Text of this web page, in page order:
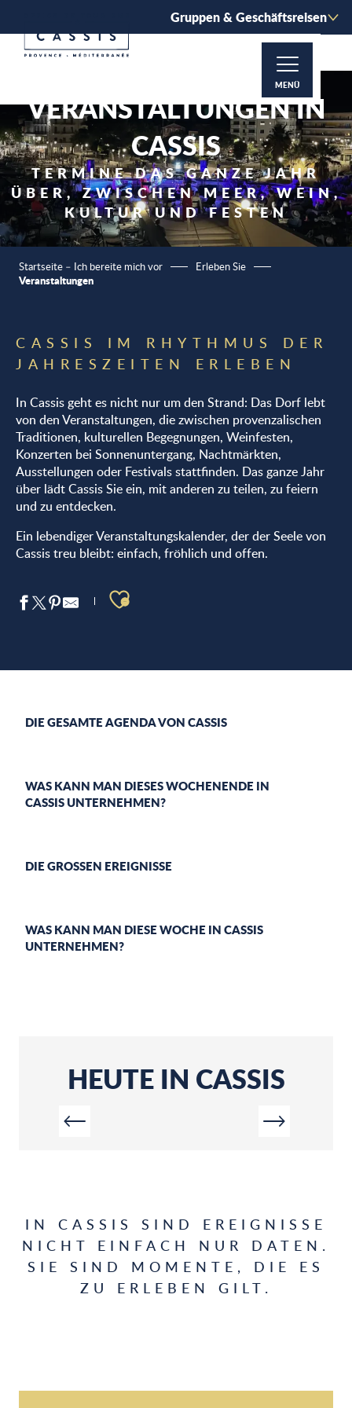
contenu
Gruppen & Geschäftsreisen
MENÜ
VERANSTALTUNGEN IN
CASSIS
TERMINE DAS GANZE JAHR
ÜBER, ZWISCHEN MEER, WEIN,
KULTUR UND FESTEN
Startseite – Ich bereite mich vor Erleben Sie
Veranstaltungen
CASSIS IM RHYTHMUS DER
JAHRESZEITEN ERLEBEN
In Cassis geht es nicht nur um den Strand: Das Dorf lebt
von den Veranstaltungen, die zwischen provenzalischen
Traditionen, kulturellen Begegnungen, Weinfesten,
Konzerten bei Sonnenuntergang, Nachtmärkten,
Ausstellungen oder Festivals stattfinden. Das ganze Jahr
über lädt Cassis Sie ein, mit anderen zu teilen, zu feiern
und zu entdecken.
Ein lebendiger Veranstaltungskalender, der der Seele von
Cassis treu bleibt: einfach, fröhlich und offen.
Ajouter aux favoris
DIE GESAMTE AGENDA VON CASSIS
WAS KANN MAN DIESES WOCHENENDE IN
CASSIS UNTERNEHMEN?
DIE GROSSEN EREIGNISSE
WAS KANN MAN DIESE WOCHE IN CASSIS
UNTERNEHMEN?
HEUTE IN CASSIS
STAGE D'ÉCHECS AU CENTRE
IN CASSIS SIND EREIGNISSE
NICHT EINFACH NUR DATEN.
SIE SIND MOMENTE, DIE ES
ZU ERLEBEN GILT.